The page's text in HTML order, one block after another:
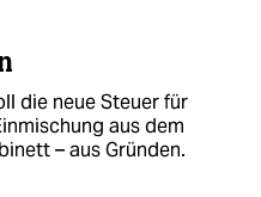
die neue Steuer für
aus dem
– aus Gründen.